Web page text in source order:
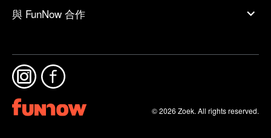
與 FunNow 合作
© 2026 Zoek. All rights reserved.